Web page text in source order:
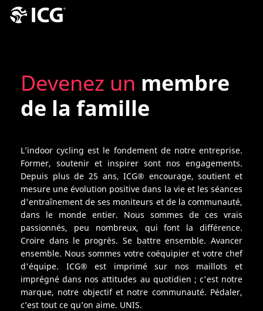
Devenez un membre
de la famille
L’indoor cycling est le fondement de notre entreprise.
Former, soutenir et inspirer sont nos engagements.
Depuis plus de 25 ans, ICG® encourage, soutient et
mesure une évolution positive dans la vie et les séances
d'entraînement de ses moniteurs et de la communauté,
dans le monde entier. Nous sommes de ces vrais
passionnés, peu nombreux, qui font la différence.
Croire dans le progrès. Se battre ensemble. Avancer
ensemble. Nous sommes votre coéquipier et votre chef
d'équipe. ICG® est imprimé sur nos maillots et
imprégné dans nos attitudes au quotidien ; c'est notre
marque, notre objectif et notre communauté. Pédaler,
c’est tout ce qu’on aime. UNIS.